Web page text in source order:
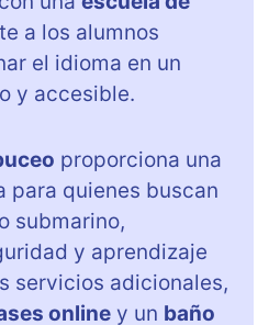
a los alumnos
el idioma en un
y accesible.
proporciona una
para quienes buscan
submarino,
y aprendizaje
servicios adicionales,
online y un baño